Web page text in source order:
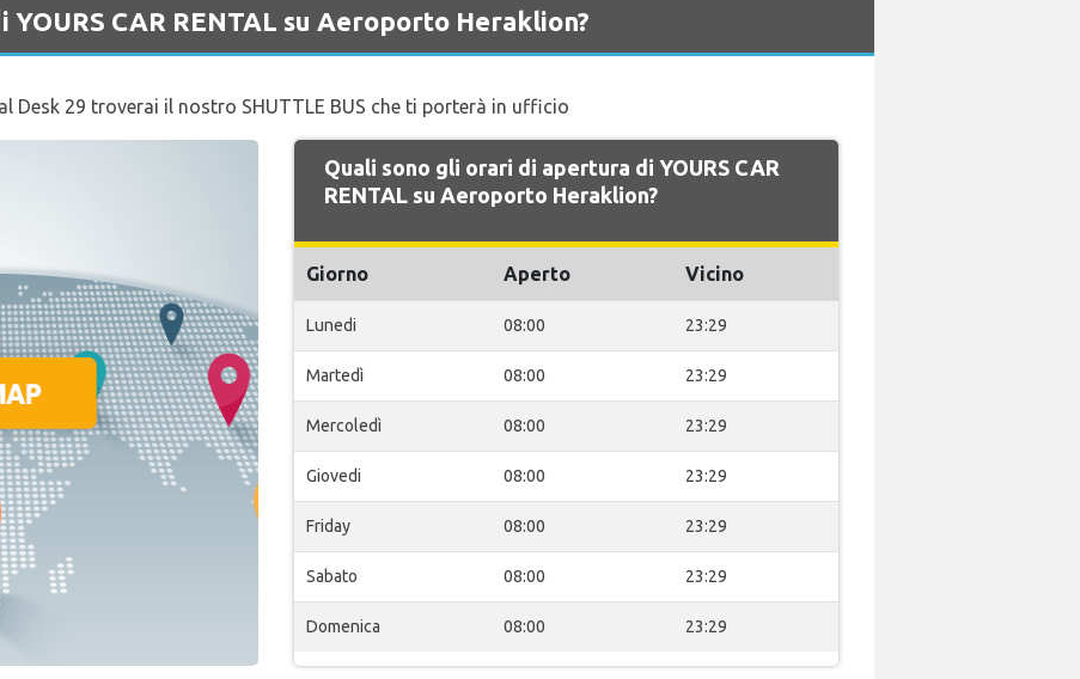
CAR RENTAL su Aeroporto Heraklion?
Desk 29 troverai il nostro SHUTTLE BUS che ti porterà in ufficio
Quali sono gli orari di apertura di YOURS CAR
RENTAL su Aeroporto Heraklion?
Giorno Aperto Vicino
Lunedi 08:00 23:29
Martedì 08:00 23:29
Mercoledì 08:00 23:29
Giovedi 08:00 23:29
Friday 08:00 23:29
Sabato 08:00 23:29
Domenica 08:00 23:29